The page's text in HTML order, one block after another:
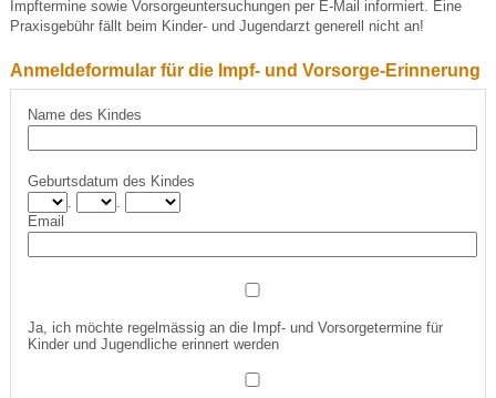
Impftermine sowie Vorsorgeuntersuchungen per E-Mail informiert. Eine
Praxisgebühr fällt beim Kinder- und Jugendarzt generell nicht an!
Anmeldeformular für die Impf- und Vorsorge-Erinnerung
Name des Kindes
Geburtsdatum des Kindes
Email
Ja, ich möchte regelmässig an die Impf- und Vorsorgetermine für
Kinder und Jugendliche erinnert werden